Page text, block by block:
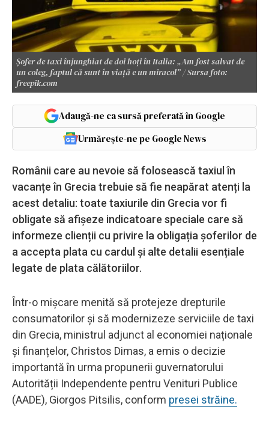
Șofer de taxi înjunghiat de doi hoți în Italia: „Am fost salvat de
un coleg, faptul că sunt în viață e un miracol” / Sursa foto:
freepik.com
Adaugă-ne ca sursă preferată în Google
Urmărește-ne pe Google News
Românii care au nevoie să folosească taxiul în
vacanțe în Grecia trebuie să fie neapărat atenți la
acest detaliu: toate taxiurile din Grecia vor fi
obligate să afișeze indicatoare speciale care să
informeze clienții cu privire la obligația șoferilor de
a accepta plata cu cardul și alte detalii esențiale
legate de plata călătoriilor.
Într-o mișcare menită să protejeze drepturile
consumatorilor și să modernizeze serviciile de taxi
din Grecia, ministrul adjunct al economiei naționale
și finanțelor, Christos Dimas, a emis o decizie
importantă în urma propunerii guvernatorului
Autorității Independente pentru Venituri Publice
(AADE), Giorgos Pitsilis, conform presei străine.